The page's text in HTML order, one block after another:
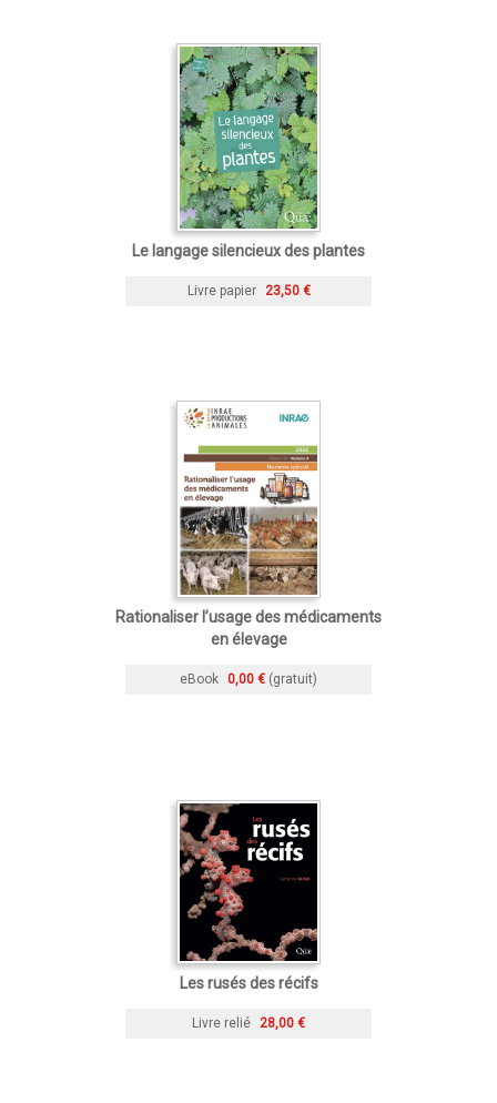
Le langage silencieux des plantes
Livre papier 23,50 €
Rationaliser l’usage des médicaments
en élevage
eBook 0,00 € (gratuit)
Les rusés des récifs
Livre relié 28,00 €